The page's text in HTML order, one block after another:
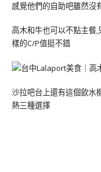
感覺他們的自助吧雖然沒
高木和牛也可以不點主餐
樣的C/P值挺不錯
沙拉吧台上還有這個飲水
熱三種選擇